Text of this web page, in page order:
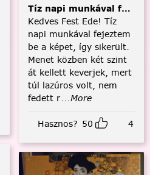
Tíz napi munkával
Kedves Fest Ede! Tíz
napi munkával fejeztem
be a képet, így sikerült.
Menet közben két szint
át kellett keverjek, mert
túl lazúros volt, nem
fedett r...More
Hasznos? 50 4